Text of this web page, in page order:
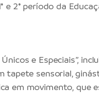
e 2° período da
e Especiais”,
sensorial,
em movimento, que